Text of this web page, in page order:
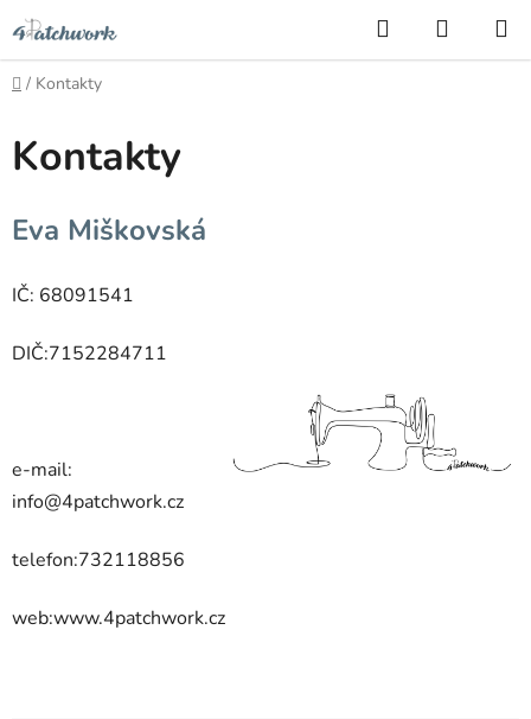
Přejít
na
obsah
Hledat
KOŠÍK
Domů
/ Kontakty
Kontakty
Eva Miškovská
IČ: 68091541
DIČ:7152284711
e-mail:
info@4patchwork.cz
telefon:732118856
web:www.4patchwork.cz